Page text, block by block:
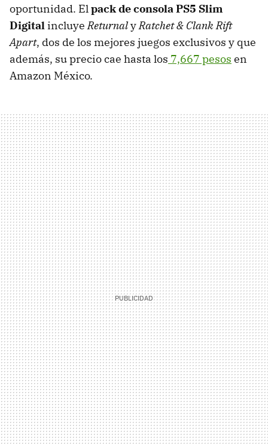
oportunidad. Elpack de consola PS5 Slim
Digital incluyeReturnalyRatchet & Clank Rift
Apart, dos de los mejores juegos exclusivos y que
además, su precio cae hasta los 7,667 pesos en
Amazon México.